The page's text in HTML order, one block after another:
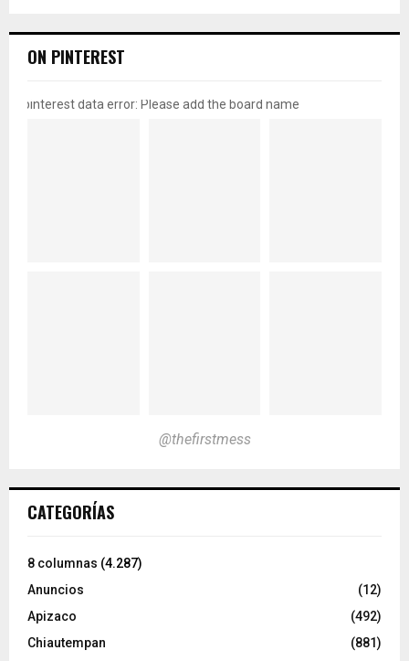
ON PINTEREST
pinterest data error: Please add the board name
@thefirstmess
CATEGORÍAS
8 columnas (4.287)
Anuncios
(12)
Apizaco
(492)
Chiautempan
(881)